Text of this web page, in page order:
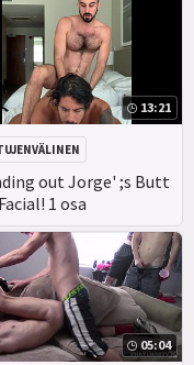
13:21
out Jorge' ;s Butt
1 osa
05:04